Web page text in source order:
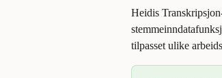
Heidis
tilpasset ulike